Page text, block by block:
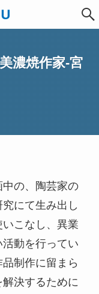
濃焼作家-宮
の、陶芸家の
にて生み出し
こなし、異業
動を行ってい
制作に留まら
決するために